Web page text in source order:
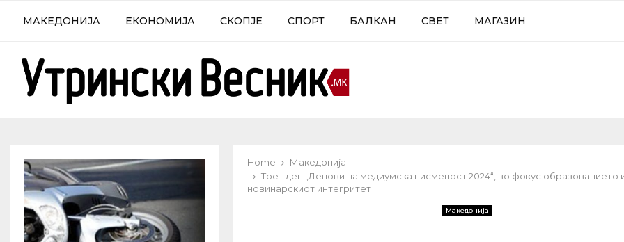
МАКЕДОНИЈА ЕКОНОМИЈА СКОПЈЕ СПОРТ БАЛКАН СВЕТ МАГАЗИН
Home
Македонија
Трет ден „Денови на медиумска писменост 2024“, во фокус образованието
новинарскиот интегритет
Македонија